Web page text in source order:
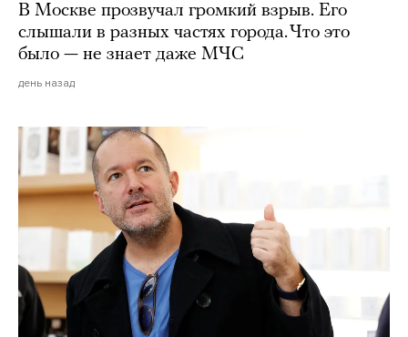
В Москве прозвучал громкий взрыв. Его
слышали в разных частях города. Что это
было — не знает даже МЧС
день назад